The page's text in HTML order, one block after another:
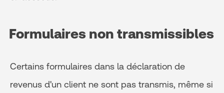
Formulaires non transmissibles
Certains formulaires dans la déclaration de
revenus d'un client ne sont pas transmis, même si